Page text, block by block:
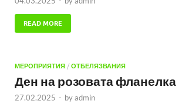
READ MORE
МЕРОПРИЯТИЯ / ОТБЕЛЯЗВАНИЯ
Ден на розовата фланелка
27.02.2025 - byadmin